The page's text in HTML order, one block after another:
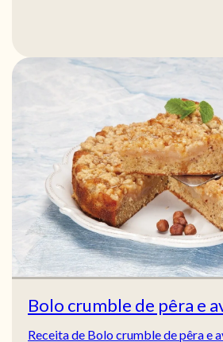
Bolo crumble de pêra e
Receita de Bolo crumble de pêra e